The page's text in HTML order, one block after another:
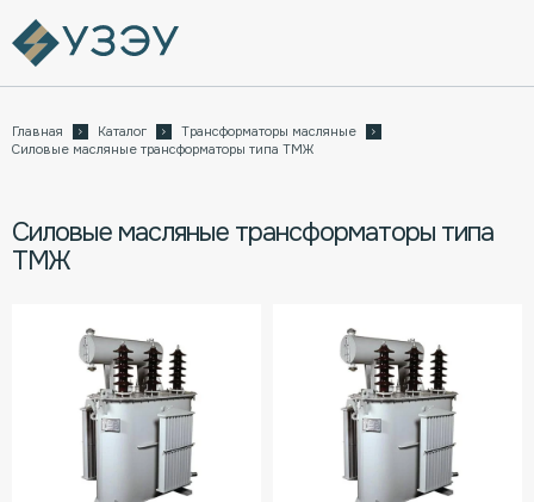
Главная Каталог
Трансформаторы масляные
Силовые масляные трансформаторы типа ТМЖ
Силовые масляные трансформаторы типа
ТМЖ